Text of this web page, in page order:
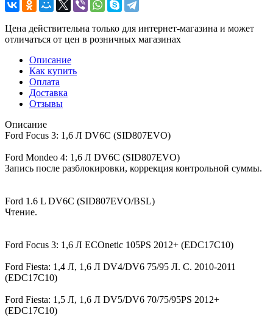
Цена действительна только для интернет-магазина и может
отличаться от цен в розничных магазинах
Описание
Как купить
Оплата
Доставка
Отзывы
Описание
Ford Focus 3: 1,6 Л DV6C (SID807EVO)
Ford Mondeo 4: 1,6 Л DV6C (SID807EVO)
Запись после разблокировки, коррекция контрольной суммы.
Ford 1.6 L DV6C (SID807EVO/BSL)
Чтение.
Ford Focus 3: 1,6 Л ECOnetic 105PS 2012+ (EDC17C10)
Ford Fiesta: 1,4 Л, 1,6 Л DV4/DV6 75/95 Л. С. 2010-2011
(EDC17C10)
Ford Fiesta: 1,5 Л, 1,6 Л DV5/DV6 70/75/95PS 2012+
(EDC17C10)